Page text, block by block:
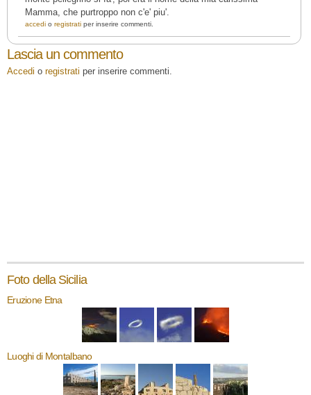
Mamma, che purtroppo non c'e' piu'.
accedi o registrati per inserire commenti.
Lascia un commento
Accedi o registrati per inserire commenti.
Foto della Sicilia
Eruzione Etna
Luoghi di Montalbano